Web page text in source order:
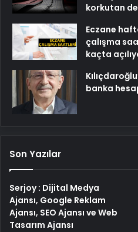
korkutan
Eczane
çalışma
kaçta
banka
Son Yazılar
Serjoy : Dijital Medya
Ajansı, Google Reklam
Ajansı, SEO Ajansı ve Web
Tasarım Ajansı